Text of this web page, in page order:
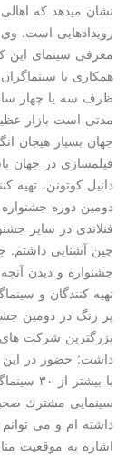
نشان میدهد كه
رویدادهایی است. وی
معرفی سینمای این
همكاری با
ظرف سه یا چهار
مدتی است بازار
جهان بسیار هیجان
فیلمسازی در جهان
دانیل كوتونن، تهیه
دومین دوره
فنلاندی در سایر
چین آشنایی داشتم.
جشنواره و دیدن
تهیه كنندگان و
پر رنگ در دومین
بزرگترین شركت های
داشت: حضور در این
با
سینمایی مشترك
داشته ام و می
اشاره به موقعیت